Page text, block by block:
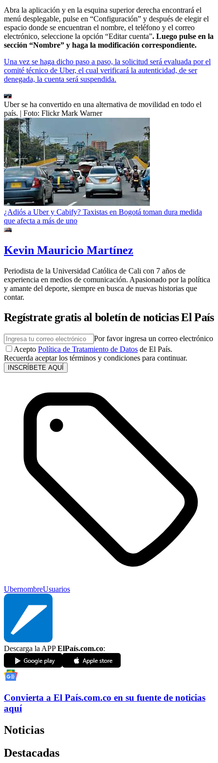
Abra la aplicación y en la esquina superior derecha encontrará el
menú desplegable, pulse en “Configuración” y después de elegir el
espacio donde se encuentran el nombre, el teléfono y el correo
electrónico, seleccione la opción “Editar cuenta”. Luego pulse en la
sección “Nombre” y haga la modificación correspondiente.
Una vez se haga dicho paso a paso, la solicitud será evaluada por el
comité técnico de Uber, el cual verificará la autenticidad, de ser
denegada, la cuenta será suspendida.
Uber se ha convertido en una alternativa de movilidad en todo el
país. | Foto: Flickr Mark Warner
¿Adiós a Uber y Cabify? Taxistas en Bogotá toman dura medida
que afecta a más de uno
Kevin Mauricio Martínez
Periodista de la Universidad Católica de Cali con 7 años de
experiencia en medios de comunicación. Apasionado por la política
y amante del deporte, siempre en busca de nuevas historias que
contar.
Regístrate gratis al boletín de noticias El País
Por favor ingresa un correo electrónico
Acepto Política de Tratamiento de Datos de El País.
Recuerda aceptar los términos y condiciones para continuar.
INSCRÍBETE AQUÍ
UbernombreUsuarios
Descarga la APPElPaís.com.co:
Convierta a El País.com.co en su fuente de noticias
aquí
Noticias
Destacadas